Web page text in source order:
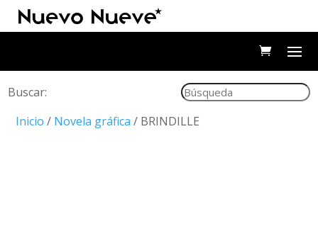
Buscar:
Inicio / Novela gráfica / BRINDILLE